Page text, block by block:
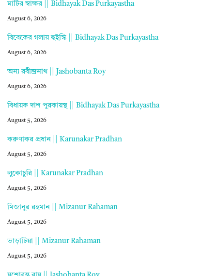
মাটির স্বাক্ষর || Bidhayak Das Purkayastha
August 6, 2026
বিবেকের গলায় হুইস্কি || Bidhayak Das Purkayastha
August 6, 2026
অন্য রবীন্দ্রনাথ || Jashobanta Roy
August 6, 2026
বিধায়ক দাশ পুরকায়স্থ || Bidhayak Das Purkayastha
August 5, 2026
করুণাকর প্রধান || Karunakar Pradhan
August 5, 2026
লুকোচুরি || Karunakar Pradhan
August 5, 2026
মিজানুর রহমান || Mizanur Rahaman
August 5, 2026
ভাড়াটিয়া || Mizanur Rahaman
August 5, 2026